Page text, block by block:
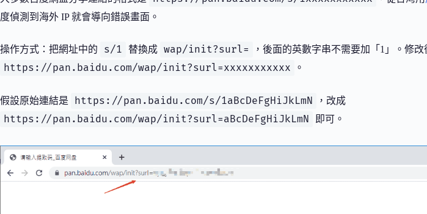
度偵測到海外 IP 就會導向錯誤畫面。
操作方式：把網址中的 s/1 替換成 wap/init?surl= ，後面的英數字串不需要加「1」。修改
https://pan.baidu.com/wap/init?surl=xxxxxxxxxxx 。
假設原始連結是 https://pan.baidu.com/s/1aBcDeFgHiJkLmN ，改成
https://pan.baidu.com/wap/init?surl=aBcDeFgHiJkLmN 即可。